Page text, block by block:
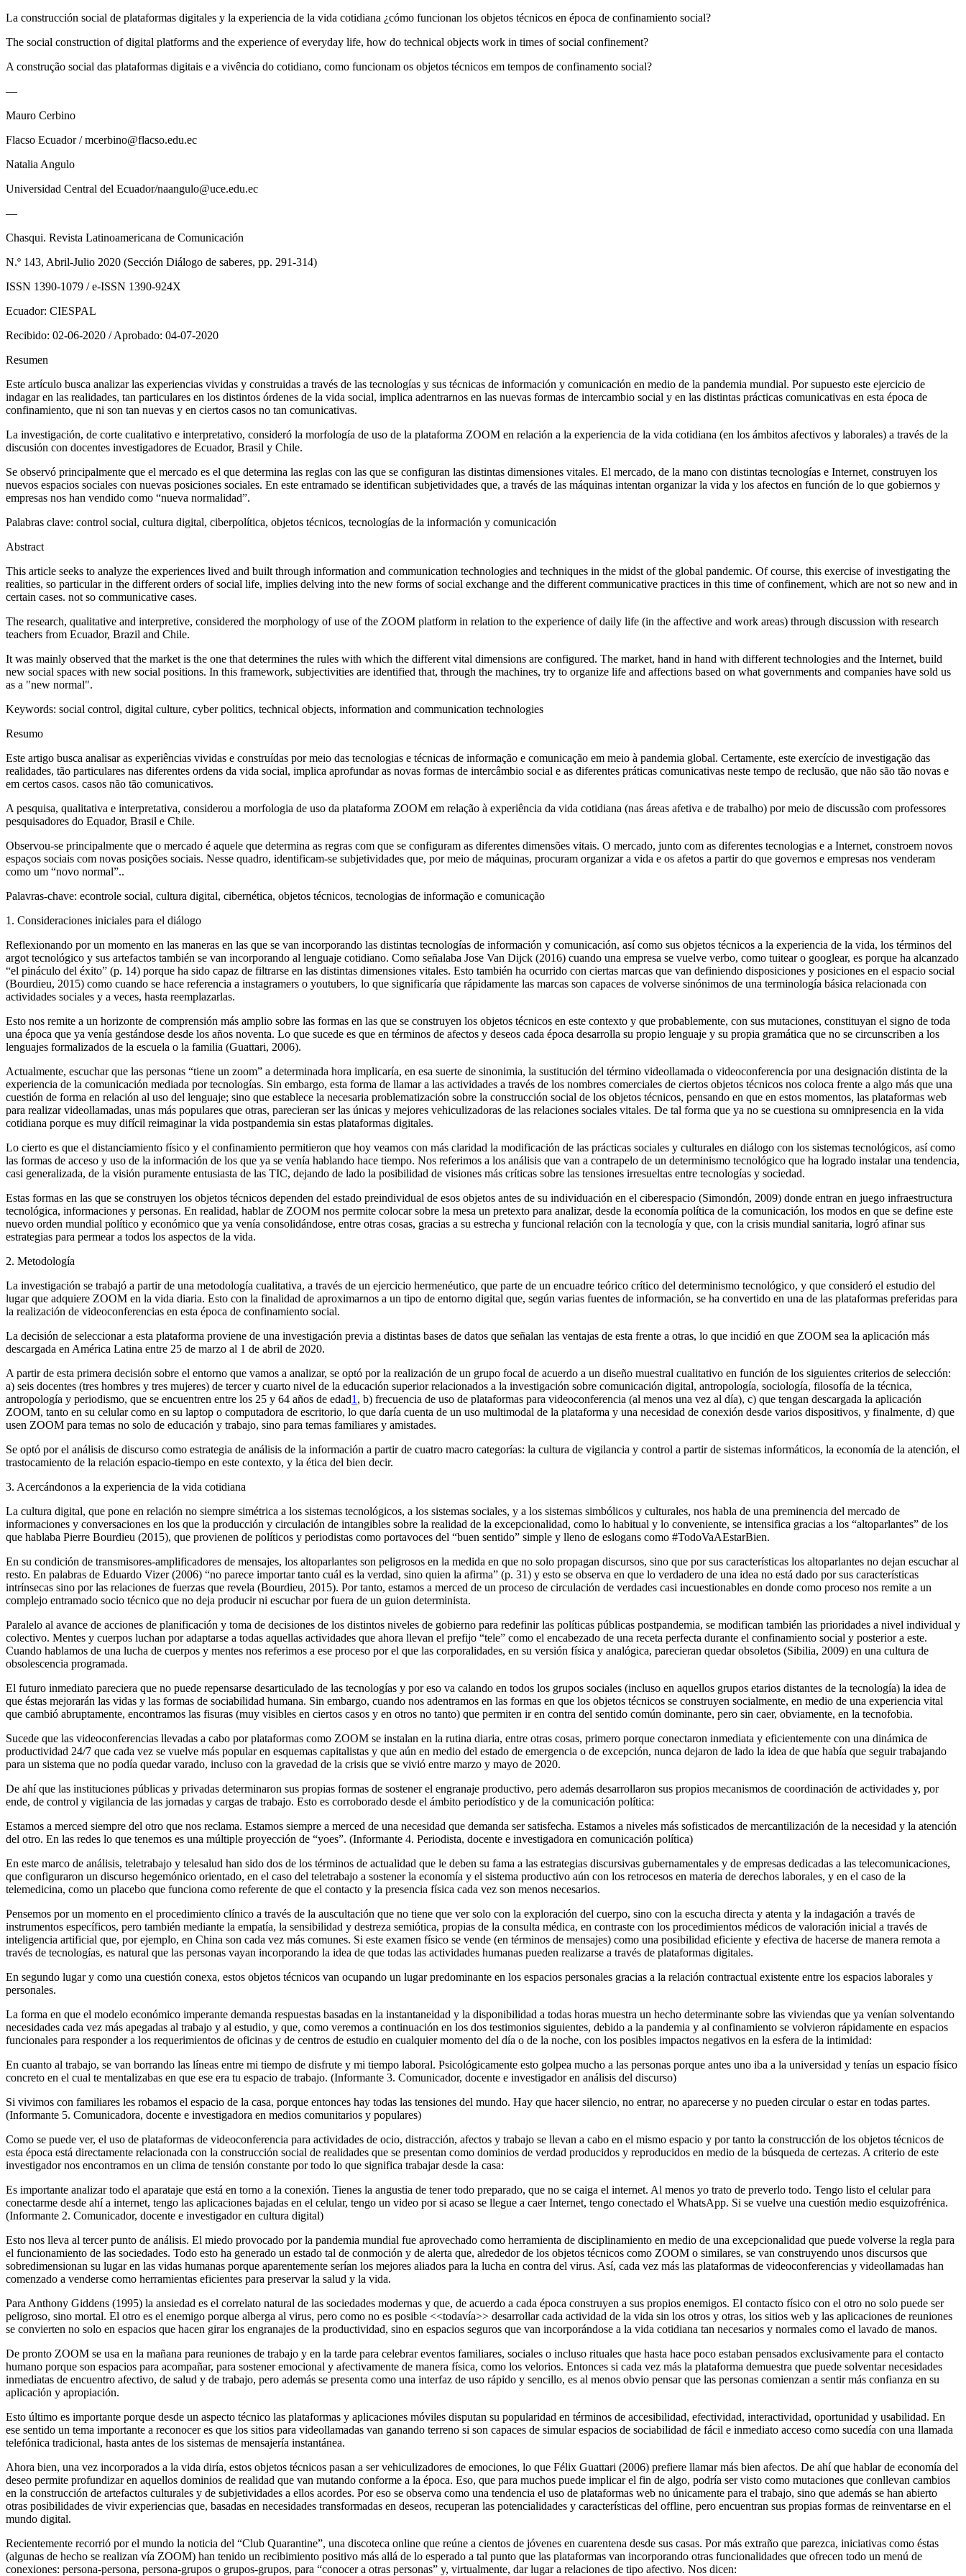
La construcción social de plataformas digitales y la experiencia de la vida cotidiana ¿cómo funcionan los objetos técnicos en época de confinamiento social?
The social construction of digital platforms and the experience of everyday life, how do technical objects work in times of social confinement?
A construção social das plataformas digitais e a vivência do cotidiano, como funcionam os objetos técnicos em tempos de confinamento social?
—
Mauro Cerbino
Flacso Ecuador / mcerbino@flacso.edu.ec
Natalia Angulo
Universidad Central del Ecuador/naangulo@uce.edu.ec
—
Chasqui. Revista Latinoamericana de Comunicación
N.º 143, Abril-Julio 2020 (Sección Diálogo de saberes, pp. 291-314)
ISSN 1390-1079 / e-ISSN 1390-924X
Ecuador: CIESPAL
Recibido: 02-06-2020 / Aprobado: 04-07-2020
Resumen
Este artículo busca analizar las experiencias vividas y construidas a través de las tecnologías y sus técnicas de información y comunicación en medio de la pandemia mundial. Por supuesto este ejercicio de
indagar en las realidades, tan particulares en los distintos órdenes de la vida social, implica adentrarnos en las nuevas formas de intercambio social y en las distintas prácticas comunicativas en esta época de
confinamiento, que ni son tan nuevas y en ciertos casos no tan comunicativas.
La investigación, de corte cualitativo e interpretativo, consideró la morfología de uso de la plataforma ZOOM en relación a la experiencia de la vida cotidiana (en los ámbitos afectivos y laborales) a través de la
discusión con docentes investigadores de Ecuador, Brasil y Chile.
Se observó principalmente que el mercado es el que determina las reglas con las que se configuran las distintas dimensiones vitales. El mercado, de la mano con distintas tecnologías e Internet, construyen los
nuevos espacios sociales con nuevas posiciones sociales. En este entramado se identifican subjetividades que, a través de las máquinas intentan organizar la vida y los afectos en función de lo que gobiernos y
empresas nos han vendido como “nueva normalidad”.
Palabras clave: control social, cultura digital, ciberpolítica, objetos técnicos, tecnologías de la información y comunicación
Abstract
This article seeks to analyze the experiences lived and built through information and communication technologies and techniques in the midst of the global pandemic. Of course, this exercise of investigating the
realities, so particular in the different orders of social life, implies delving into the new forms of social exchange and the different communicative practices in this time of confinement, which are not so new and in
certain cases. not so communicative cases.
The research, qualitative and interpretive, considered the morphology of use of the ZOOM platform in relation to the experience of daily life (in the affective and work areas) through discussion with research
teachers from Ecuador, Brazil and Chile.
It was mainly observed that the market is the one that determines the rules with which the different vital dimensions are configured. The market, hand in hand with different technologies and the Internet, build
new social spaces with new social positions. In this framework, subjectivities are identified that, through the machines, try to organize life and affections based on what governments and companies have sold us
as a "new normal".
Keywords: social control, digital culture, cyber politics, technical objects, information and communication technologies
Resumo
Este artigo busca analisar as experiências vividas e construídas por meio das tecnologias e técnicas de informação e comunicação em meio à pandemia global. Certamente, este exercício de investigação das
realidades, tão particulares nas diferentes ordens da vida social, implica aprofundar as novas formas de intercâmbio social e as diferentes práticas comunicativas neste tempo de reclusão, que não são tão novas e
em certos casos. casos não tão comunicativos.
A pesquisa, qualitativa e interpretativa, considerou a morfologia de uso da plataforma ZOOM em relação à experiência da vida cotidiana (nas áreas afetiva e de trabalho) por meio de discussão com professores
pesquisadores do Equador, Brasil e Chile.
Observou-se principalmente que o mercado é aquele que determina as regras com que se configuram as diferentes dimensões vitais. O mercado, junto com as diferentes tecnologias e a Internet, constroem novos
espaços sociais com novas posições sociais. Nesse quadro, identificam-se subjetividades que, por meio de máquinas, procuram organizar a vida e os afetos a partir do que governos e empresas nos venderam
como um “novo normal”..
Palavras-chave: econtrole social, cultura digital, cibernética, objetos técnicos, tecnologias de informação e comunicação
1. Consideraciones iniciales para el diálogo
Reflexionando por un momento en las maneras en las que se van incorporando las distintas tecnologías de información y comunicación, así como sus objetos técnicos a la experiencia de la vida, los términos del
argot tecnológico y sus artefactos también se van incorporando al lenguaje cotidiano. Como señalaba Jose Van Dijck (2016) cuando una empresa se vuelve verbo, como tuitear o googlear, es porque ha alcanzado
“el pináculo del éxito” (p. 14) porque ha sido capaz de filtrarse en las distintas dimensiones vitales. Esto también ha ocurrido con ciertas marcas que van definiendo disposiciones y posiciones en el espacio social
(Bourdieu, 2015) como cuando se hace referencia a instagramers o youtubers, lo que significaría que rápidamente las marcas son capaces de volverse sinónimos de una terminología básica relacionada con
actividades sociales y a veces, hasta reemplazarlas.
Esto nos remite a un horizonte de comprensión más amplio sobre las formas en las que se construyen los objetos técnicos en este contexto y que probablemente, con sus mutaciones, constituyan el signo de toda
una época que ya venía gestándose desde los años noventa. Lo que sucede es que en términos de afectos y deseos cada época desarrolla su propio lenguaje y su propia gramática que no se circunscriben a los
lenguajes formalizados de la escuela o la familia (Guattari, 2006).
Actualmente, escuchar que las personas “tiene un zoom” a determinada hora implicaría, en esa suerte de sinonimia, la sustitución del término videollamada o videoconferencia por una designación distinta de la
experiencia de la comunicación mediada por tecnologías. Sin embargo, esta forma de llamar a las actividades a través de los nombres comerciales de ciertos objetos técnicos nos coloca frente a algo más que una
cuestión de forma en relación al uso del lenguaje; sino que establece la necesaria problematización sobre la construcción social de los objetos técnicos, pensando en que en estos momentos, las plataformas web
para realizar videollamadas, unas más populares que otras, parecieran ser las únicas y mejores vehiculizadoras de las relaciones sociales vitales. De tal forma que ya no se cuestiona su omnipresencia en la vida
cotidiana porque es muy difícil reimaginar la vida postpandemia sin estas plataformas digitales.
Lo cierto es que el distanciamiento físico y el confinamiento permitieron que hoy veamos con más claridad la modificación de las prácticas sociales y culturales en diálogo con los sistemas tecnológicos, así como
las formas de acceso y uso de la información de los que ya se venía hablando hace tiempo. Nos referimos a los análisis que van a contrapelo de un determinismo tecnológico que ha logrado instalar una tendencia,
casi generalizada, de la visión puramente entusiasta de las TIC, dejando de lado la posibilidad de visiones más críticas sobre las tensiones irresueltas entre tecnologías y sociedad.
Estas formas en las que se construyen los objetos técnicos dependen del estado preindividual de esos objetos antes de su individuación en el ciberespacio (Simondón, 2009) donde entran en juego infraestructura
tecnológica, informaciones y personas. En realidad, hablar de ZOOM nos permite colocar sobre la mesa un pretexto para analizar, desde la economía política de la comunicación, los modos en que se define este
nuevo orden mundial político y económico que ya venía consolidándose, entre otras cosas, gracias a su estrecha y funcional relación con la tecnología y que, con la crisis mundial sanitaria, logró afinar sus
estrategias para permear a todos los aspectos de la vida.
2. Metodología
La investigación se trabajó a partir de una metodología cualitativa, a través de un ejercicio hermenéutico, que parte de un encuadre teórico crítico del determinismo tecnológico, y que consideró el estudio del
lugar que adquiere ZOOM en la vida diaria. Esto con la finalidad de aproximarnos a un tipo de entorno digital que, según varias fuentes de información, se ha convertido en una de las plataformas preferidas para
la realización de videoconferencias en esta época de confinamiento social.
La decisión de seleccionar a esta plataforma proviene de una investigación previa a distintas bases de datos que señalan las ventajas de esta frente a otras, lo que incidió en que ZOOM sea la aplicación más
descargada en América Latina entre 25 de marzo al 1 de abril de 2020.
A partir de esta primera decisión sobre el entorno que vamos a analizar, se optó por la realización de un grupo focal de acuerdo a un diseño muestral cualitativo en función de los siguientes criterios de selección:
a) seis docentes (tres hombres y tres mujeres) de tercer y cuarto nivel de la educación superior relacionados a la investigación sobre comunicación digital, antropología, sociología, filosofía de la técnica,
antropología y periodismo, que se encuentren entre los 25 y 64 años de edad1 , b) frecuencia de uso de plataformas para videoconferencia (al menos una vez al día), c) que tengan descargada la aplicación
ZOOM, tanto en su celular como en su laptop o computadora de escritorio, lo que daría cuenta de un uso multimodal de la plataforma y una necesidad de conexión desde varios dispositivos, y finalmente, d) que
usen ZOOM para temas no solo de educación y trabajo, sino para temas familiares y amistades.
Se optó por el análisis de discurso como estrategia de análisis de la información a partir de cuatro macro categorías: la cultura de vigilancia y control a partir de sistemas informáticos, la economía de la atención, el
trastocamiento de la relación espacio-tiempo en este contexto, y la ética del bien decir.
3. Acercándonos a la experiencia de la vida cotidiana
La cultura digital, que pone en relación no siempre simétrica a los sistemas tecnológicos, a los sistemas sociales, y a los sistemas simbólicos y culturales, nos habla de una preminencia del mercado de
informaciones y conversaciones en los que la producción y circulación de intangibles sobre la realidad de la excepcionalidad, como lo habitual y lo conveniente, se intensifica gracias a los “altoparlantes” de los
que hablaba Pierre Bourdieu (2015), que provienen de políticos y periodistas como portavoces del “buen sentido” simple y lleno de eslogans como #TodoVaAEstarBien.
En su condición de transmisores-amplificadores de mensajes, los altoparlantes son peligrosos en la medida en que no solo propagan discursos, sino que por sus características los altoparlantes no dejan escuchar al
resto. En palabras de Eduardo Vizer (2006) “no parece importar tanto cuál es la verdad, sino quien la afirma” (p. 31) y esto se observa en que lo verdadero de una idea no está dado por sus características
intrínsecas sino por las relaciones de fuerzas que revela (Bourdieu, 2015). Por tanto, estamos a merced de un proceso de circulación de verdades casi incuestionables en donde como proceso nos remite a un
complejo entramado socio técnico que no deja producir ni escuchar por fuera de un guion determinista.
Paralelo al avance de acciones de planificación y toma de decisiones de los distintos niveles de gobierno para redefinir las políticas públicas postpandemia, se modifican también las prioridades a nivel individual y
colectivo. Mentes y cuerpos luchan por adaptarse a todas aquellas actividades que ahora llevan el prefijo “tele” como el encabezado de una receta perfecta durante el confinamiento social y posterior a este.
Cuando hablamos de una lucha de cuerpos y mentes nos referimos a ese proceso por el que las corporalidades, en su versión física y analógica, parecieran quedar obsoletos (Sibilia, 2009) en una cultura de
obsolescencia programada.
El futuro inmediato pareciera que no puede repensarse desarticulado de las tecnologías y por eso va calando en todos los grupos sociales (incluso en aquellos grupos etarios distantes de la tecnología) la idea de
que éstas mejorarán las vidas y las formas de sociabilidad humana. Sin embargo, cuando nos adentramos en las formas en que los objetos técnicos se construyen socialmente, en medio de una experiencia vital
que cambió abruptamente, encontramos las fisuras (muy visibles en ciertos casos y en otros no tanto) que permiten ir en contra del sentido común dominante, pero sin caer, obviamente, en la tecnofobia.
Sucede que las videoconferencias llevadas a cabo por plataformas como ZOOM se instalan en la rutina diaria, entre otras cosas, primero porque conectaron inmediata y eficientemente con una dinámica de
productividad 24/7 que cada vez se vuelve más popular en esquemas capitalistas y que aún en medio del estado de emergencia o de excepción, nunca dejaron de lado la idea de que había que seguir trabajando
para un sistema que no podía quedar varado, incluso con la gravedad de la crisis que se vivió entre marzo y mayo de 2020.
De ahí que las instituciones públicas y privadas determinaron sus propias formas de sostener el engranaje productivo, pero además desarrollaron sus propios mecanismos de coordinación de actividades y, por
ende, de control y vigilancia de las jornadas y cargas de trabajo. Esto es corroborado desde el ámbito periodístico y de la comunicación política:
Estamos a merced siempre del otro que nos reclama. Estamos siempre a merced de una necesidad que demanda ser satisfecha. Estamos a niveles más sofisticados de mercantilización de la necesidad y la atención
del otro. En las redes lo que tenemos es una múltiple proyección de “yoes”. (Informante 4. Periodista, docente e investigadora en comunicación política)
En este marco de análisis, teletrabajo y telesalud han sido dos de los términos de actualidad que le deben su fama a las estrategias discursivas gubernamentales y de empresas dedicadas a las telecomunicaciones,
que configuraron un discurso hegemónico orientado, en el caso del teletrabajo a sostener la economía y el sistema productivo aún con los retrocesos en materia de derechos laborales, y en el caso de la
telemedicina, como un placebo que funciona como referente de que el contacto y la presencia física cada vez son menos necesarios.
Pensemos por un momento en el procedimiento clínico a través de la auscultación que no tiene que ver solo con la exploración del cuerpo, sino con la escucha directa y atenta y la indagación a través de
instrumentos específicos, pero también mediante la empatía, la sensibilidad y destreza semiótica, propias de la consulta médica, en contraste con los procedimientos médicos de valoración inicial a través de
inteligencia artificial que, por ejemplo, en China son cada vez más comunes. Si este examen físico se vende (en términos de mensajes) como una posibilidad eficiente y efectiva de hacerse de manera remota a
través de tecnologías, es natural que las personas vayan incorporando la idea de que todas las actividades humanas pueden realizarse a través de plataformas digitales.
En segundo lugar y como una cuestión conexa, estos objetos técnicos van ocupando un lugar predominante en los espacios personales gracias a la relación contractual existente entre los espacios laborales y
personales.
La forma en que el modelo económico imperante demanda respuestas basadas en la instantaneidad y la disponibilidad a todas horas muestra un hecho determinante sobre las viviendas que ya venían solventando
necesidades cada vez más apegadas al trabajo y al estudio, y que, como veremos a continuación en los dos testimonios siguientes, debido a la pandemia y al confinamiento se volvieron rápidamente en espacios
funcionales para responder a los requerimientos de oficinas y de centros de estudio en cualquier momento del día o de la noche, con los posibles impactos negativos en la esfera de la intimidad:
En cuanto al trabajo, se van borrando las líneas entre mi tiempo de disfrute y mi tiempo laboral. Psicológicamente esto golpea mucho a las personas porque antes uno iba a la universidad y tenías un espacio físico
concreto en el cual te mentalizabas en que ese era tu espacio de trabajo. (Informante 3. Comunicador, docente e investigador en análisis del discurso)
Si vivimos con familiares les robamos el espacio de la casa, porque entonces hay todas las tensiones del mundo. Hay que hacer silencio, no entrar, no aparecerse y no pueden circular o estar en todas partes.
(Informante 5. Comunicadora, docente e investigadora en medios comunitarios y populares)
Como se puede ver, el uso de plataformas de videoconferencia para actividades de ocio, distracción, afectos y trabajo se llevan a cabo en el mismo espacio y por tanto la construcción de los objetos técnicos de
esta época está directamente relacionada con la construcción social de realidades que se presentan como dominios de verdad producidos y reproducidos en medio de la búsqueda de certezas. A criterio de este
investigador nos encontramos en un clima de tensión constante por todo lo que significa trabajar desde la casa:
Es importante analizar todo el aparataje que está en torno a la conexión. Tienes la angustia de tener todo preparado, que no se caiga el internet. Al menos yo trato de preverlo todo. Tengo listo el celular para
conectarme desde ahí a internet, tengo las aplicaciones bajadas en el celular, tengo un video por si acaso se llegue a caer Internet, tengo conectado el WhatsApp. Si se vuelve una cuestión medio esquizofrénica.
(Informante 2. Comunicador, docente e investigador en cultura digital)
Esto nos lleva al tercer punto de análisis. El miedo provocado por la pandemia mundial fue aprovechado como herramienta de disciplinamiento en medio de una excepcionalidad que puede volverse la regla para
el funcionamiento de las sociedades. Todo esto ha generado un estado tal de conmoción y de alerta que, alrededor de los objetos técnicos como ZOOM o similares, se van construyendo unos discursos que
sobredimensionan su lugar en las vidas humanas porque aparentemente serían los mejores aliados para la lucha en contra del virus. Así, cada vez más las plataformas de videoconferencias y videollamadas han
comenzado a venderse como herramientas eficientes para preservar la salud y la vida.
Para Anthony Giddens (1995) la ansiedad es el correlato natural de las sociedades modernas y que, de acuerdo a cada época construyen a sus propios enemigos. El contacto físico con el otro no solo puede ser
peligroso, sino mortal. El otro es el enemigo porque alberga al virus, pero como no es posible <<todavía>> desarrollar cada actividad de la vida sin los otros y otras, los sitios web y las aplicaciones de reuniones
se convierten no solo en espacios que hacen girar los engranajes de la productividad, sino en espacios seguros que van incorporándose a la vida cotidiana tan necesarios y normales como el lavado de manos.
De pronto ZOOM se usa en la mañana para reuniones de trabajo y en la tarde para celebrar eventos familiares, sociales o incluso rituales que hasta hace poco estaban pensados exclusivamente para el contacto
humano porque son espacios para acompañar, para sostener emocional y afectivamente de manera física, como los velorios. Entonces si cada vez más la plataforma demuestra que puede solventar necesidades
inmediatas de encuentro afectivo, de salud y de trabajo, pero además se presenta como una interfaz de uso rápido y sencillo, es al menos obvio pensar que las personas comienzan a sentir más confianza en su
aplicación y apropiación.
Esto último es importante porque desde un aspecto técnico las plataformas y aplicaciones móviles disputan su popularidad en términos de accesibilidad, efectividad, interactividad, oportunidad y usabilidad. En
ese sentido un tema importante a reconocer es que los sitios para videollamadas van ganando terreno si son capaces de simular espacios de sociabilidad de fácil e inmediato acceso como sucedía con una llamada
telefónica tradicional, hasta antes de los sistemas de mensajería instantánea.
Ahora bien, una vez incorporados a la vida diría, estos objetos técnicos pasan a ser vehiculizadores de emociones, lo que Félix Guattari (2006) prefiere llamar más bien afectos. De ahí que hablar de economía del
deseo permite profundizar en aquellos dominios de realidad que van mutando conforme a la época. Eso, que para muchos puede implicar el fin de algo, podría ser visto como mutaciones que conllevan cambios
en la construcción de artefactos culturales y de subjetividades a ellos acordes. Por eso se observa como una tendencia el uso de plataformas web no únicamente para el trabajo, sino que además se han abierto
otras posibilidades de vivir experiencias que, basadas en necesidades transformadas en deseos, recuperan las potencialidades y características del offline, pero encuentran sus propias formas de reinventarse en el
mundo digital.
Recientemente recorrió por el mundo la noticia del “Club Quarantine”, una discoteca online que reúne a cientos de jóvenes en cuarentena desde sus casas. Por más extraño que parezca, iniciativas como éstas
(algunas de hecho se realizan vía ZOOM) han tenido un recibimiento positivo más allá de lo esperado a tal punto que las plataformas van incorporando otras funcionalidades que ofrecen todo un menú de
conexiones: persona-persona, persona-grupos o grupos-grupos, para “conocer a otras personas” y, virtualmente, dar lugar a relaciones de tipo afectivo. Nos dicen: